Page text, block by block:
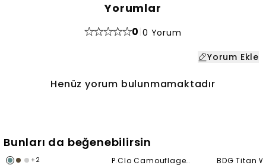
Yorumlar
0 0 Yorum
Yorum Ekle
Henüz yorum bulunmamaktadır
Bunları da beğenebilirsin
+ 2 P.Clo Camouflage BDG Titan